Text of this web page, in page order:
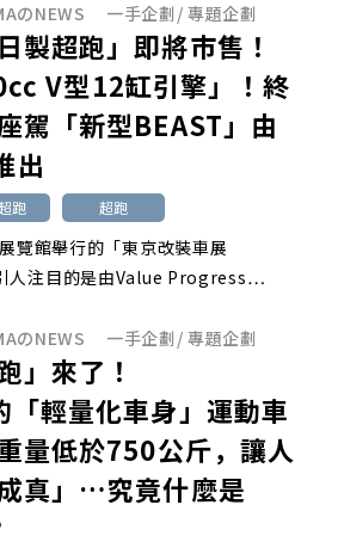
のNEWS 一手企劃 /專題企劃
製超跑」即將市售！
V型12缸引擎」！終
駕「新型BEAST」由
出
跑 超跑
覽館舉行的「東京改裝車展
人注目的是由Value Progress…
のNEWS 一手企劃 /專題企劃
」來了！
輕量化車身」運動車
量低於750公斤，讓人
真」…究竟什麼是